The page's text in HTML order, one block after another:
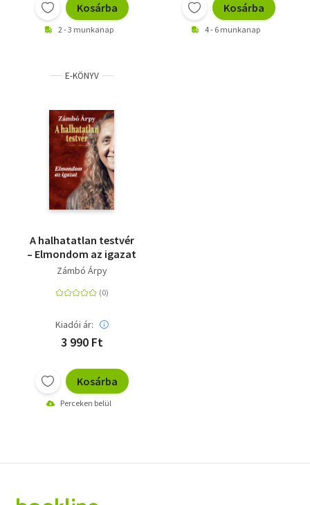
Kosárba
2 - 3 munkanap
Kosárba
4 - 6 munkanap
E-KÖNYV
A halhatatlan testvér
– Elmondom az igazat
Zámbó Árpy
Kiadói ár:
3 990 Ft
Kosárba
Perceken belül